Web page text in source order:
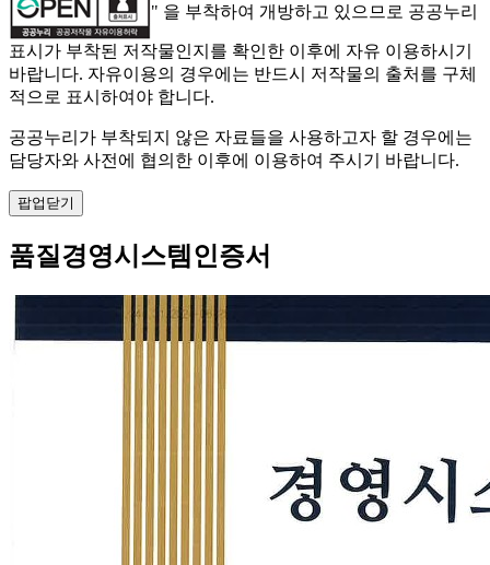
" 을 부착하여 개방하고 있으므로 공공누리
표시가 부착된 저작물인지를 확인한 이후에 자유 이용하시기
바랍니다. 자유이용의 경우에는 반드시 저작물의 출처를 구체
적으로 표시하여야 합니다.
공공누리가 부착되지 않은 자료들을 사용하고자 할 경우에는
담당자와 사전에 협의한 이후에 이용하여 주시기 바랍니다.
팝업닫기
품질경영시스템인증서